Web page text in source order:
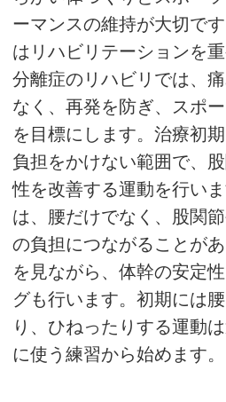
ーマンスの維持が大切で
はリハビリテーションを
分離症のリハビリでは、
なく、再発を防ぎ、スポ
を目標にします。治療初
負担をかけない範囲で、
性を改善する運動を行い
は、腰だけでなく、股関
の負担につながることが
を見ながら、体幹の安定
グも行います。初期には
り、ひねったりする運動
に使う練習から始めます。